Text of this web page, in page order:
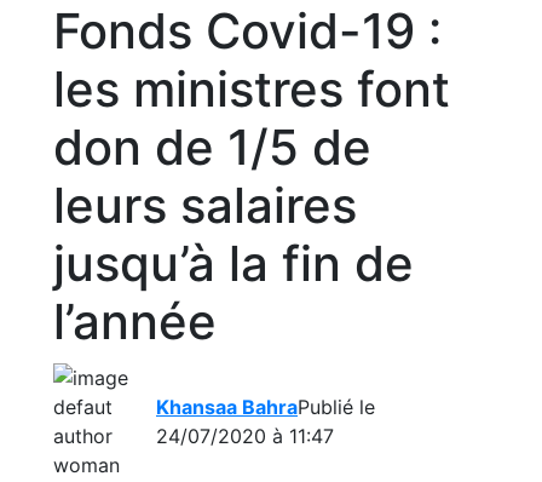
Fonds Covid-19 :
les ministres font
don de 1/5 de
leurs salaires
jusqu’à la fin de
l’année
Khansaa BahraPublié le
24/07/2020 à 11:47